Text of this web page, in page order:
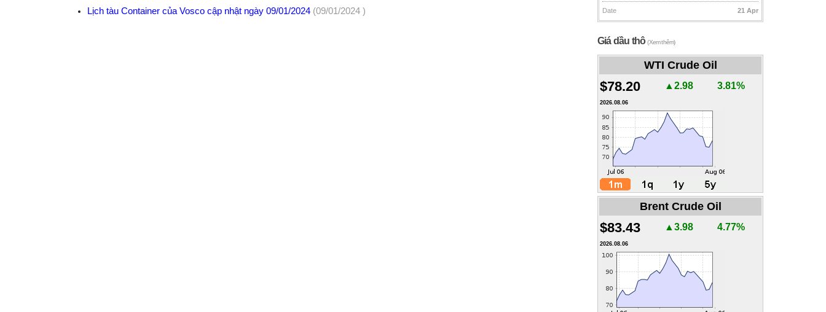
Lịch tàu Container của Vosco cập nhật ngày 09/01/2024 (09/01/2024 ) Date 21 Apr
Giá dầu thô(Xem thêm)
WTI Crude Oil
$78.20 ▲2.98 3.81%
2026.08.06
Brent Crude Oil
$83.43 ▲3.98 4.77%
2026.08.06